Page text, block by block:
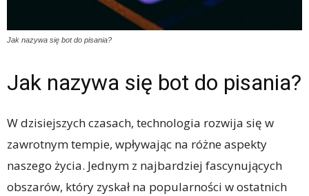
Jak nazywa się bot do pisania?
Jak nazywa się bot do pisania?
W dzisiejszych czasach, technologia rozwija się w
zawrotnym tempie, wpływając na różne aspekty
naszego życia. Jednym z najbardziej fascynujących
obszarów, który zyskał na popularności w ostatnich